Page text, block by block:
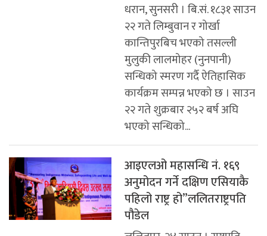
धरान, सुनसरी । बि.सं. १८३१ साउन
२२ गते लिम्बुवान र गोर्खा
कान्तिपुरबिच भएको तसल्ली
मुलुकी लालमोहर (नुनपानी)
सन्धिको स्मरण गर्दै ऐतिहासिक
कार्यक्रम सम्पन्न भएको छ । साउन
२२ गते शुक्रबार २५२ बर्ष अघि
भएको सन्धिको...
आइएलओ महासन्धि नं. १६९
अनुमोदन गर्ने दक्षिण एसियाकै
पहिलो राष्ट्र हो”ललितराष्ट्रपति
पौडेल